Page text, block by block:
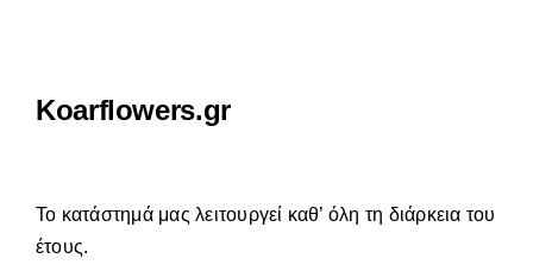
Koarflowers.gr
Το κατάστημά μας λειτουργεί καθ’ όλη τη διάρκεια του
έτους.